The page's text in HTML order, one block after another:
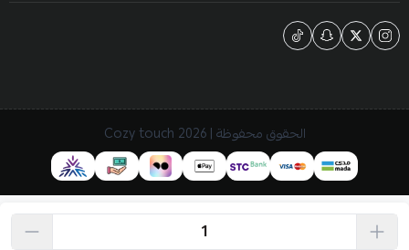
الحقوق محفوظة | 2026 Cozy touch